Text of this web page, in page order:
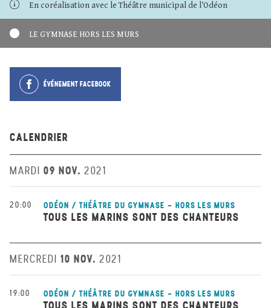
En coréalisation avec le Théâtre municipal de l’Odéon
LE GYMNASE HORS LES MURS
ÉVÉNEMENT FACEBOOK
CALENDRIER
MARDI 09 NOV. 2021
20:00 ODÉON / THÉÂTRE DU GYMNASE - HORS LES MURS
TOUS LES MARINS SONT DES CHANTEURS
MERCREDI 10 NOV. 2021
19:00 ODÉON / THÉÂTRE DU GYMNASE - HORS LES MURS